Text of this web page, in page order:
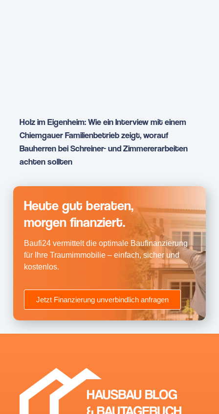
Holz im Eigenheim: Wie ein Interview mit einem
Chiemgauer Familienbetrieb zeigt, worauf
Bauherren bei Schreiner- und Zimmererarbeiten
achten sollten
Heute gut beraten,
morgen finanziert.
Baufi24 vermittelt die optimale Baufinanzierung
für Ihre Traumimmobilie – einfach, sicher und
kostenlos.
Jetzt Finanzierung unverbindlich anfragen